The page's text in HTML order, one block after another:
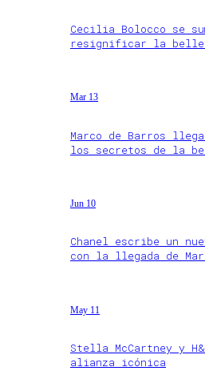
Cecilia Bolocco se
resignificar la
Mar 13
Marco de Barros
los secretos de la
Jun 10
Chanel escribe un
con la llegada de
May 11
Stella McCartney y
alianza icónica